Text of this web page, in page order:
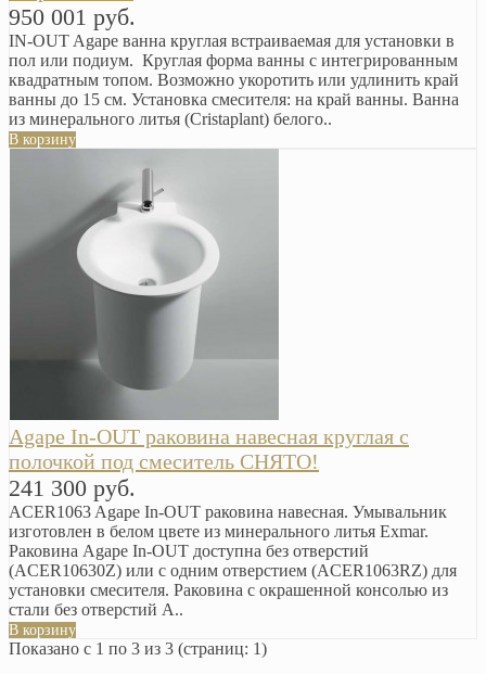
950 001 руб.
IN-OUT Agape ванна круглая встраиваемая для установки в
пол или подиум. Круглая форма ванны с интегрированным
квадратным топом. Возможно укоротить или удлинить край
ванны до 15 см. Установка смесителя: на край ванны. Ванна
из минерального литья (Cristaplant) белого..
В корзину
Agape In-OUT раковина навесная круглая с
полочкой под смеситель СНЯТО!
241 300 руб.
ACER1063 Agape In-OUT раковина навесная. Умывальник
изготовлен в белом цвете из минерального литья Exmar.
Раковина Agape In-OUT доступна без отверстий
(ACER10630Z) или с одним отверстием (ACER1063RZ) для
установки смесителя. Раковина с окрашенной консолью из
стали без отверстий A..
В корзину
Показано с 1 по 3 из 3 (страниц: 1)